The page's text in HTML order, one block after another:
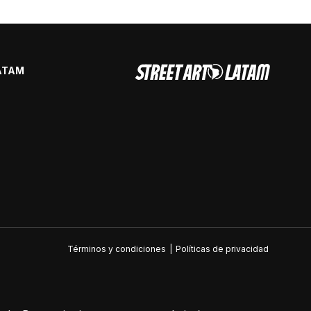
Términos y condiciones Políticas de privacidad